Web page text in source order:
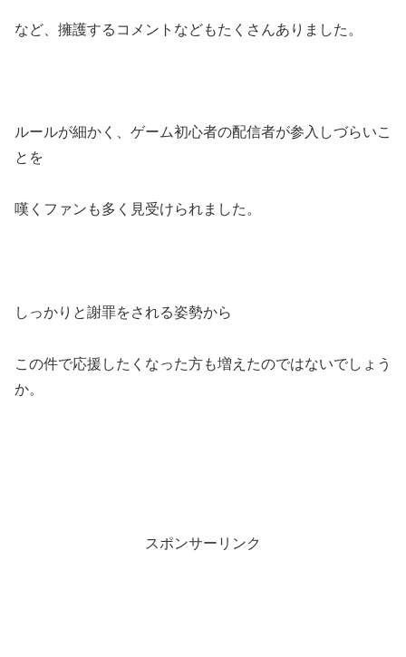
など、擁護するコメントなどもたくさんありました。
ルールが細かく、ゲーム初心者の配信者が参入しづらいこ
とを
嘆くファンも多く見受けられました。
しっかりと謝罪をされる姿勢から
この件で応援したくなった方も増えたのではないでしょう
か。
スポンサーリンク